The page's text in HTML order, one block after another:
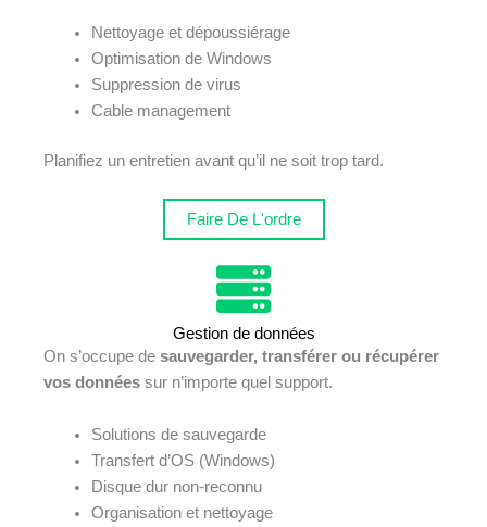
Nettoyage et dépoussiérage
Optimisation de Windows
Suppression de virus
Cable management
Planifiez un entretien avant qu’il ne soit trop tard.
Faire De L'ordre
Gestion de données
On s’occupe de sauvegarder, transférer ou récupérer
vos données sur n’importe quel support.
Solutions de sauvegarde
Transfert d’OS (Windows)
Disque dur non-reconnu
Organisation et nettoyage